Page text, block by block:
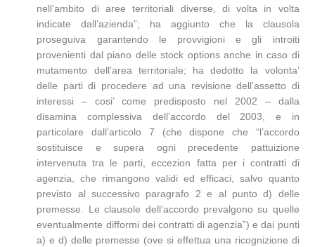
nell’ambito di aree territoriali diverse, di volta in volta
indicate dall’azienda”; ha aggiunto che la clausola
proseguiva garantendo le provvigioni e gli introiti
provenienti dal piano delle stock options anche in caso di
mutamento dell’area territoriale; ha dedotto la volonta’
delle parti di procedere ad una revisione dell’assetto di
interessi – cosi’ come predisposto nel 2002 – dalla
disamina complessiva dell’accordo del 2003, e in
particolare dall’articolo 7 (che dispone che “l’accordo
sostituisce e supera ogni precedente pattuizione
intervenuta tra le parti, eccezion fatta per i contratti di
agenzia, che rimangono validi ed efficaci, salvo quanto
previsto al successivo paragrafo 2 e al punto d) delle
premesse. Le clausole dell’accordo prevalgono su quelle
eventualmente difformi dei contratti di agenzia”) e dai punti
a) e d) delle premesse (ove si effettua una ricognizione di